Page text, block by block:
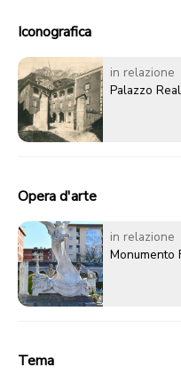
Iconografica
in relazione
Palazzo
Opera d'arte
in relazione
Monumento
Tema